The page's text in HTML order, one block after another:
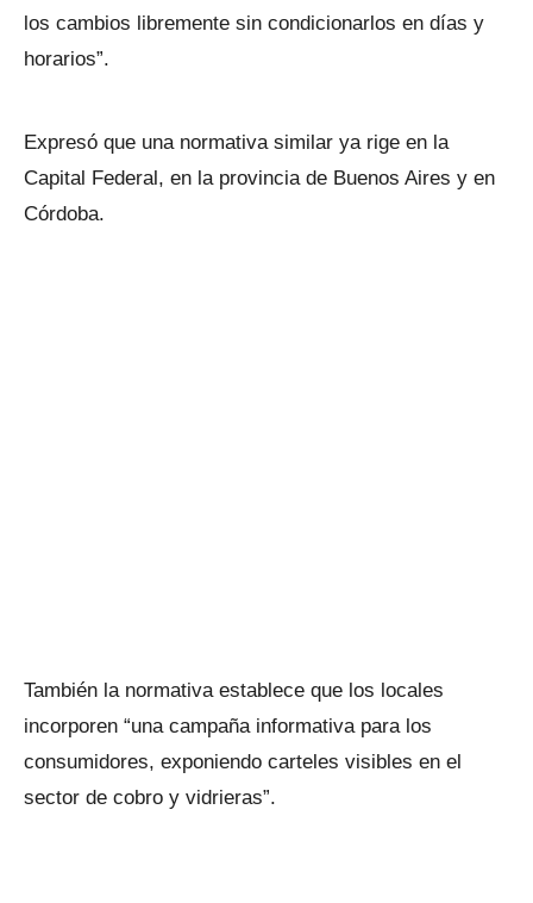
los cambios libremente sin condicionarlos en días y
horarios”.
Expresó que una normativa similar ya rige en la
Capital Federal, en la provincia de Buenos Aires y en
Córdoba.
También la normativa establece que los locales
incorporen “una campaña informativa para los
consumidores, exponiendo carteles visibles en el
sector de cobro y vidrieras”.